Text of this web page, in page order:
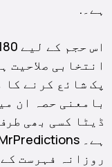
ہے۔.
انتخابی صلاحیت
پک شائع کرنے
بامعنی حصہ ان
ڈیٹا کسی بھی
روزانہ فہرست